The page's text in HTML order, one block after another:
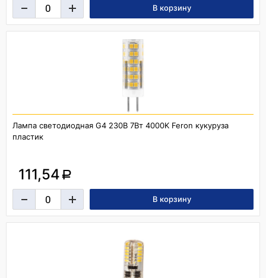
Лампа светодиодная G4 230В 7Вт 4000K Feron кукуруза
пластик
111,54 a